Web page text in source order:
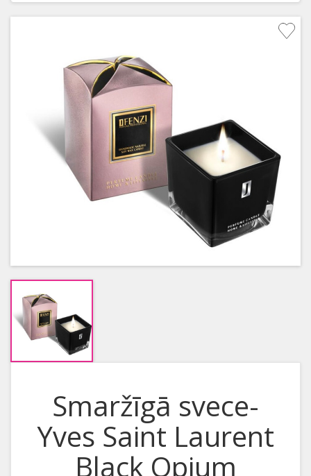
Smaržīgā svece-
Yves Saint Laurent
Black Opium